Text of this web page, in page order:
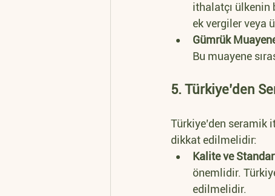
ithalatçı ülkenin
ek vergiler veya
Gümrük
Bu muayene
5. Türkiye’den
Türkiye’den seramik
dikkat edilmelidir:
Kalite ve
önemlidir.
edilmelidir.